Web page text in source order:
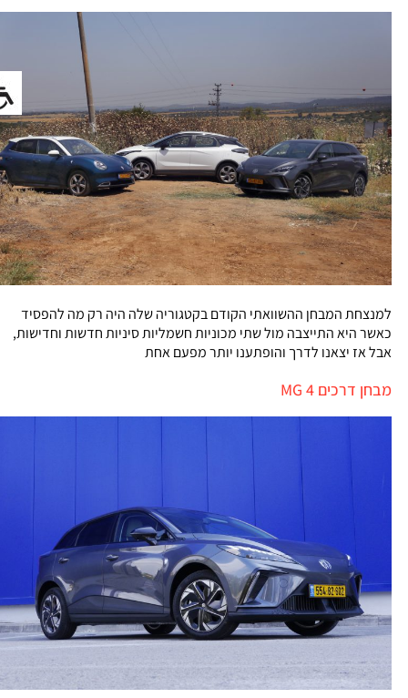
למנצחת המבחן ההשוואתי הקודם בקטגוריה שלה היה רק מה להפסיד
כאשר היא התייצבה מול שתי מכוניות חשמליות סיניות חדשות וחדישות,
אבל אז יצאנו לדרך והופתענו יותר מפעם אחת
מבחן דרכים MG 4